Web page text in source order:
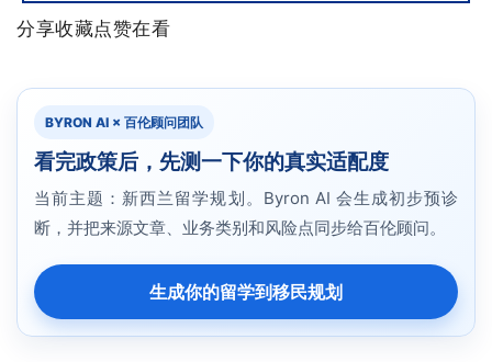
分享收藏点赞在看
BYRON AI × 百伦顾问团队
看完政策后，先测一下你的真实适配度
当前主题：新西兰留学规划。Byron AI 会生成初步预诊
断，并把来源文章、业务类别和风险点同步给百伦顾问。
生成你的留学到移民规划